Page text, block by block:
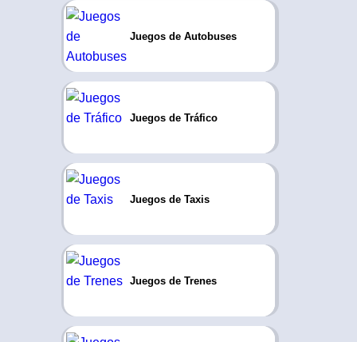
Juegos de Autobuses
Juegos de Tráfico
Juegos de Taxis
Juegos de Trenes